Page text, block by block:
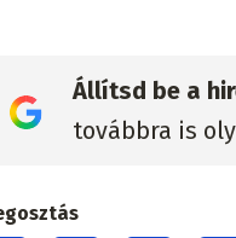
Állítsd be a
továbbra is